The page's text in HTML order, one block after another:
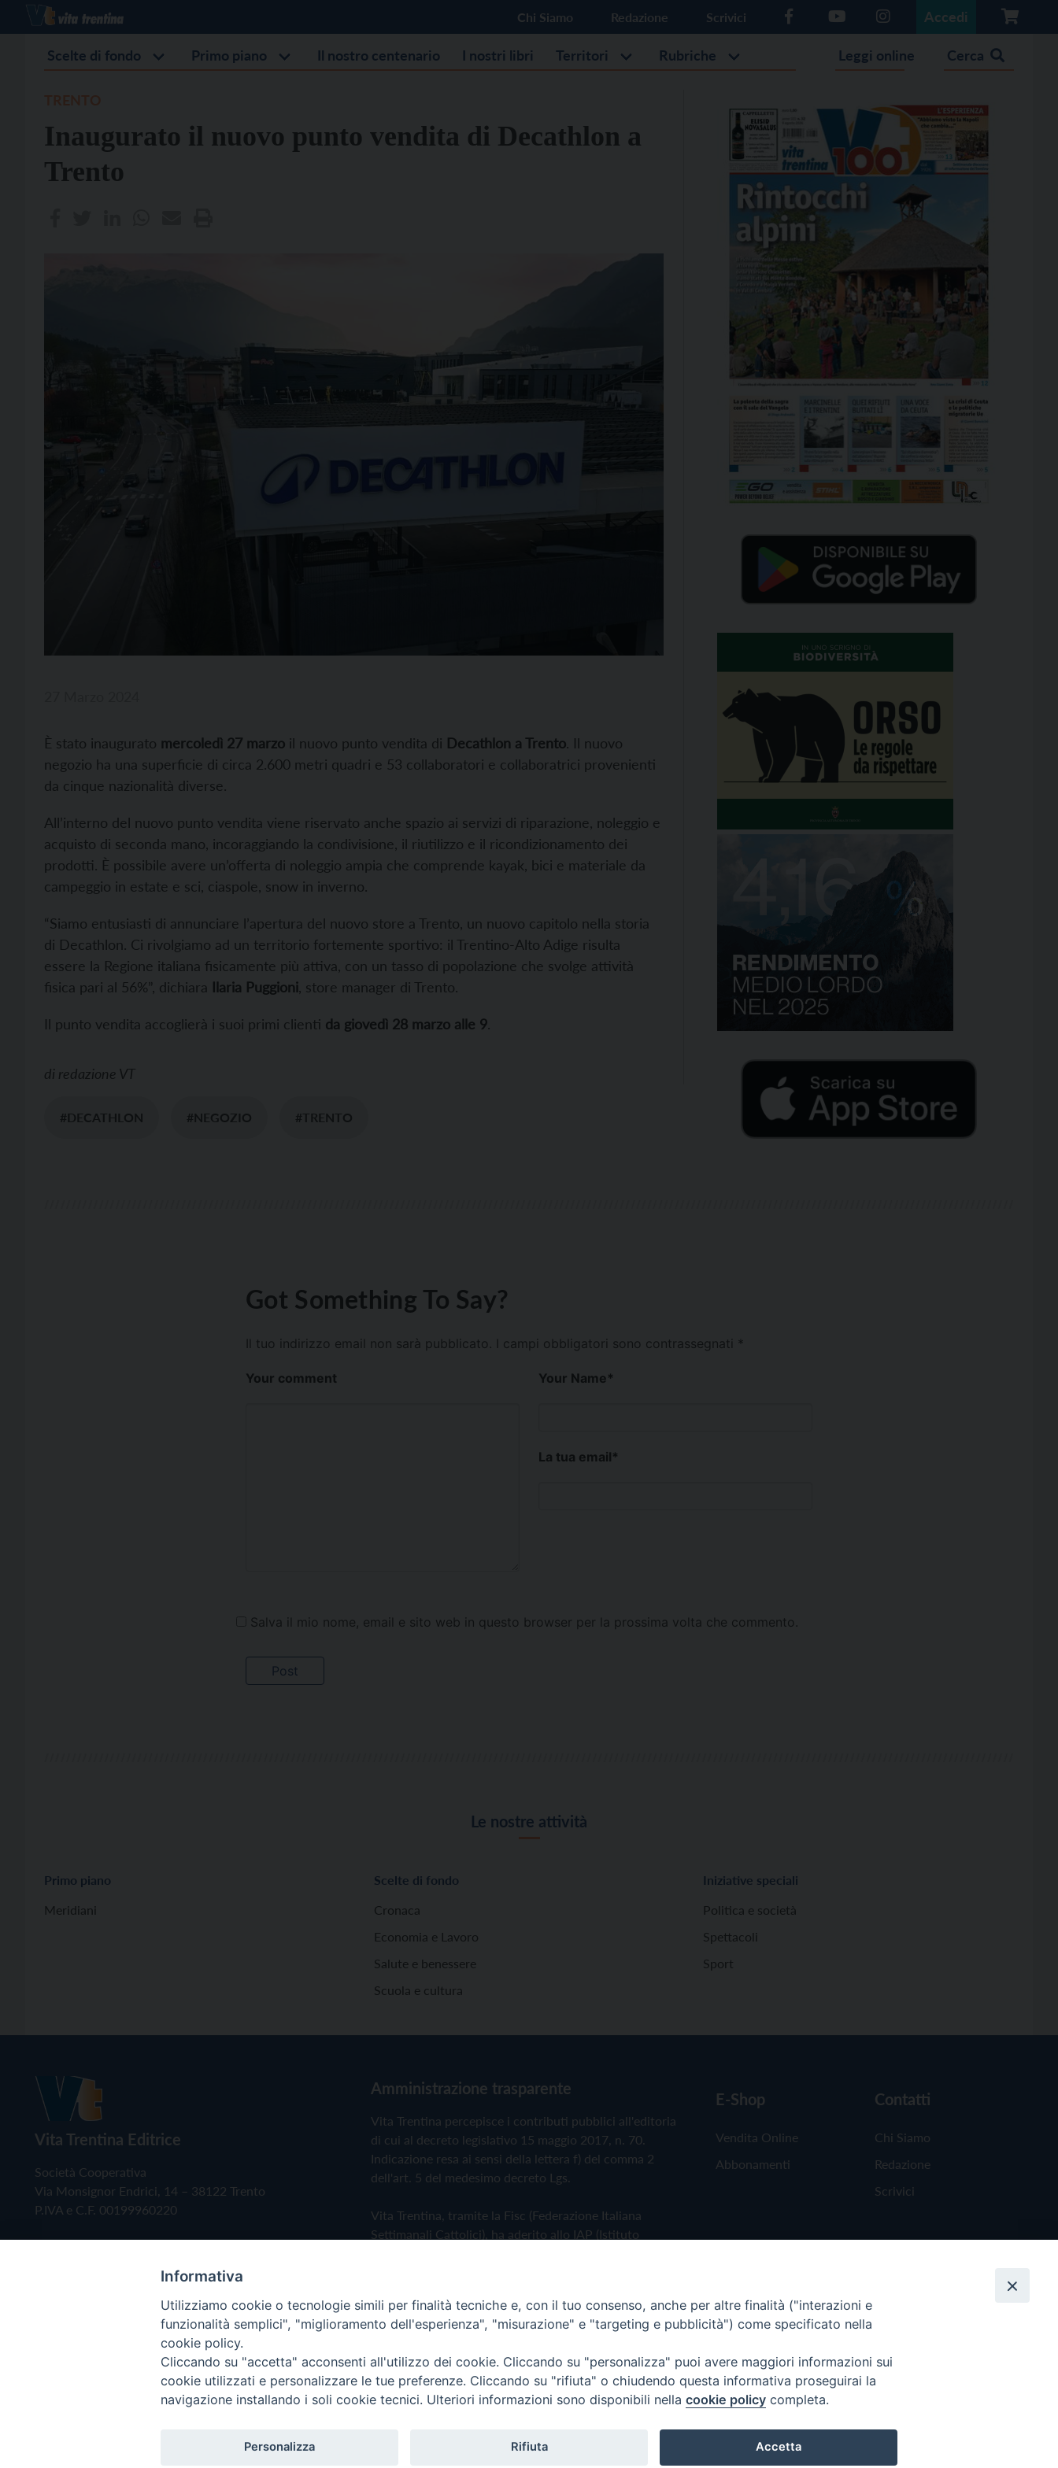
Chi Siamo Redazione Scrivici Accedi
Scelte di fondo Primo piano Il nostro centenario I nostri libri Territori Rubriche Leggi online Cerca
Inaugurato il nuovo punto vendita di Decathlon a
Trento
È stato inaugurato mercoledì 27 marzo il nuovo punto vendita di Decathlon a Trento. Il nuovo
negozio ha una superficie di circa 2.600 metri quadri e 53 collaboratori e collaboratrici provenienti
da cinque nazionalità diverse.
All’interno del nuovo punto vendita viene riservato anche spazio ai servizi di riparazione, noleggio e
acquisto di seconda mano, incoraggiando la condivisione, il riutilizzo e il ricondizionamento dei
prodotti. È possibile avere un’offerta di noleggio ampia che comprende kayak, bici e materiale da
campeggio in estate e sci, ciaspole, snow in inverno.
“Siamo entusiasti di annunciare l’apertura del nuovo store a Trento, un nuovo capitolo nella storia
di Decathlon. Ci rivolgiamo ad un territorio fortemente sportivo: il Trentino-Alto Adige risulta
essere la Regione italiana fisicamente più attiva, con un tasso di popolazione che svolge attività
fisica pari al 56%”, dichiara Ilaria Puggioni , store manager di Trento.
Il punto vendita accoglierà i suoi primi clienti da giovedì 28 marzo alle 9.
di redazione VT
#DECATHLON #NEGOZIO #TRENTO
Got Something To Say?
Il tuo indirizzo email non sarà pubblicato. I campi obbligatori sono contrassegnati *
Your comment Your Name*
La tua email*
Salva il mio nome, email e sito web in questo browser per la prossima volta che commento.
Le nostre attività
Primo piano
Meridiani
Scelte di fondo
Cronaca
Economia e Lavoro
Salute e benessere
Scuola e cultura
Iniziative speciali
Politica e società
Spettacoli
Sport
Vita Trentina Editrice
Società Cooperativa
Via Monsignor Endrici, 14 – 38122 Trento
P.IVA e C.F. 00199960220
Amministrazione trasparente
Vita Trentina percepisce i contributi pubblici all'editoria
di cui al decreto legislativo 15 maggio 2017, n. 70.
Indicazione resa ai sensi della lettera f) del comma 2
dell'art. 5 del medesimo decreto Lgs.
Vita Trentina, tramite la Fisc (Federazione Italiana
Settimanali Cattolici), ha aderito allo IAP (Istituto
Privacy Policy Cookie Policy
E-Shop
Vendita Online
Abbonamenti
Contatti
Chi Siamo
Redazione
Scrivici
Copyright © 2019 - Tutti i diritti riservati - Vita Trentina Editrice
Informativa
Utilizziamo cookie o tecnologie simili per finalità tecniche e, con il tuo consenso, anche per altre finalità ("interazioni e
funzionalità semplici", "miglioramento dell'esperienza", "misurazione" e "targeting e pubblicità") come specificato nella
cookie policy.
Cliccando su "accetta" acconsenti all'utilizzo dei cookie. Cliccando su "personalizza" puoi avere maggiori informazioni sui
cookie utilizzati e personalizzare le tue preferenze. Cliccando su "rifiuta" o chiudendo questa informativa proseguirai la
navigazione installando i soli cookie tecnici. Ulteriori informazioni sono disponibili nella cookie policy completa.
Personalizza Rifiuta Accetta